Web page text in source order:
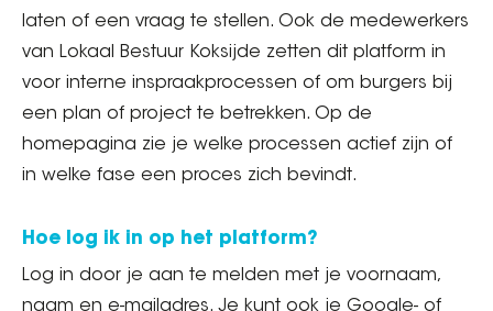
laten of een vraag te stellen. Ook de medewerkers
van Lokaal Bestuur Koksijde zetten dit platform in
voor interne inspraakprocessen of om burgers bij
een plan of project te betrekken. Op de
homepagina zie je welke processen actief zijn of
in welke fase een proces zich bevindt.
Hoe log ik in op het platform?
Log in door je aan te melden met je voornaam,
naam en e-mailadres. Je kunt ook je Google- of